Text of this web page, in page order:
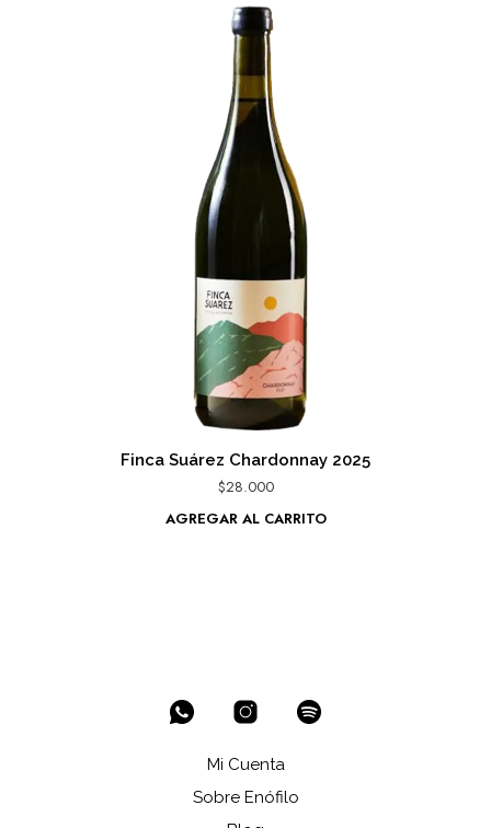
Finca Suárez Chardonnay 2025
$28.000
AGREGAR AL CARRITO
Mi Cuenta
Sobre Enófilo